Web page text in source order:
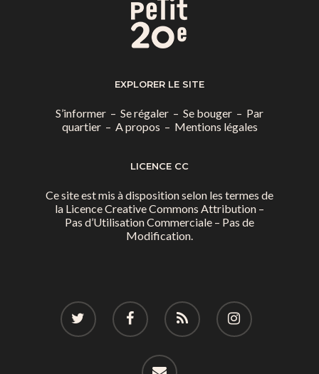
EXPLORER LE SITE
S’informer – Se régaler – Se bouger – Par
quartier– A propos – Mentions légales
LICENCE CC
Ce site est mis à disposition selon les termes de
la Licence Creative Commons Attribution –
Pas d’Utilisation Commerciale – Pas de
Modification.